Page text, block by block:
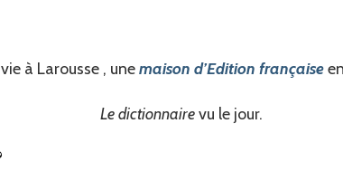
à Larousse , unemaison d’Edition française
Le dictionnairevu le jour.